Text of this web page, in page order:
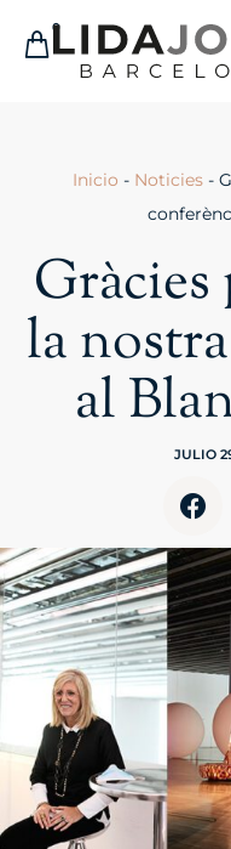
0
Inicio - Noticies -
Gràcies
la
al
JULIO